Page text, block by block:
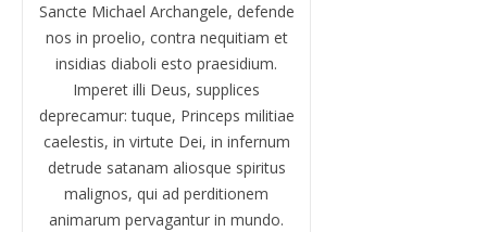
Sancte Michael Archangele, defende
nos in proelio, contra nequitiam et
insidias diaboli esto praesidium.
Imperet illi Deus, supplices
deprecamur: tuque, Princeps militiae
caelestis, in virtute Dei, in infernum
detrude satanam aliosque spiritus
malignos, qui ad perditionem
animarum pervagantur in mundo.